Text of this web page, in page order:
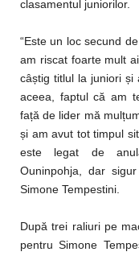
clasamentul juniorilor.
“Este un loc secund
am riscat foarte mult
câștig titlul la juniori și
aceea, faptul că am
față de lider mă
și am avut tot timpul
este legat de
Ouninpohja, dar
Simone Tempestini.
După trei raliuri pe
pentru Simone